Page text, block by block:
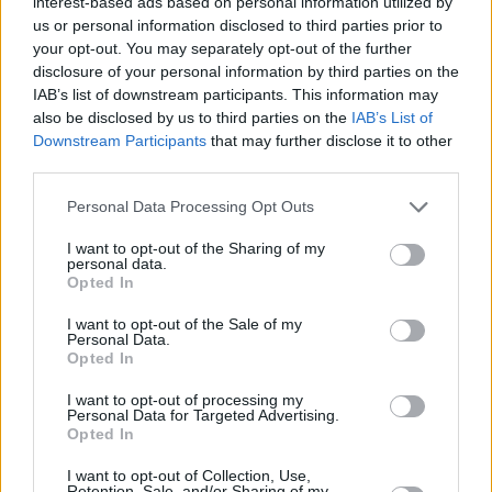
us or personal information disclosed to third parties prior to
your opt-out. You may separately opt-out of the further
disclosure of your personal information by third parties on the
IAB’s list of downstream participants. This information may
also be disclosed by us to third parties on the IAB’s List of
Downstream Participants that may further disclose it to other
Personal Data Processing Opt Outs
I want to opt-out of the Sharing of my
personal data.
Opted In
I want to opt-out of the Sale of my
Personal Data.
Opted In
I want to opt-out of processing my
Personal Data for Targeted Advertising.
Opted In
I want to opt-out of Collection, Use,
sarà chiusa la stazione di Rimini sud, nei seguenti giorni e con le
seguenti modalità:
-dalle 22:00 di lunedì 26 alle 6:00 di martedì 27 giugno, in uscita
per chi proviene da Bologna.
-dalle 22:00 di giovedì 29 alle 6:00 di venerdì 30 giugno: in uscita
per chi proviene da Ancona.
In alternativa si consiglia di uscire alla stazione di Riccione.
Sulla A14 Bologna-Taranto, per consentire lavori di manutenzione
delle barriere di sicurezza, saranno adottati i seguenti